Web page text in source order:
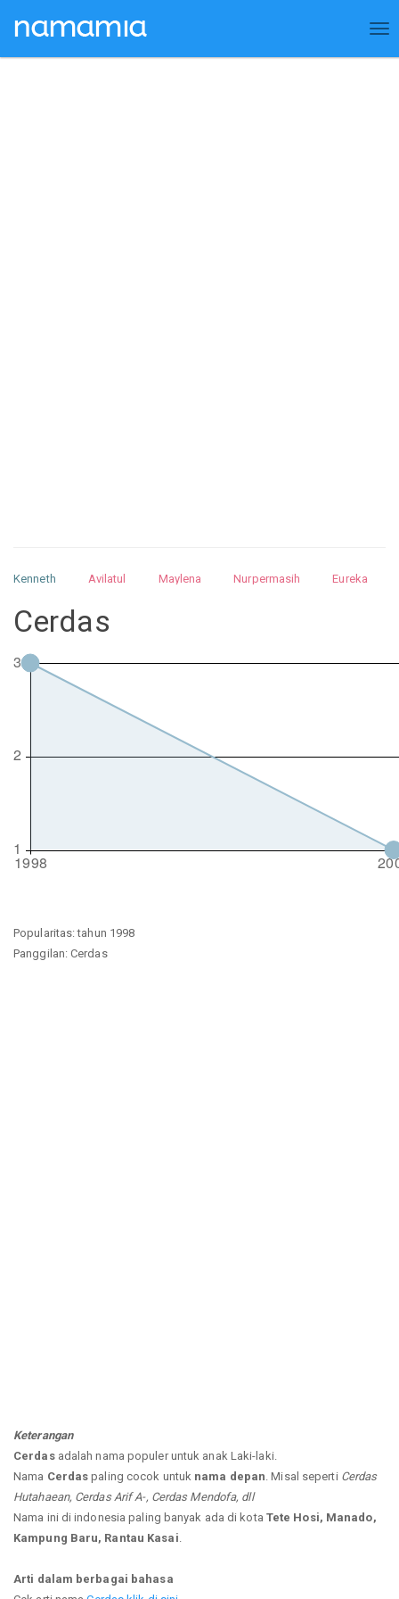
Kenneth Avilatul Maylena Nurpermasih
Eureka
Nurhilman
Pathin
Cerdas
Popularitas: tahun 1998
Panggilan: Cerdas
Keterangan
Cerdasadalah nama populer untuk anak Laki-laki.
Nama Cerdas paling cocok untuk nama depan . Misal seperti Cerdas
Hutahaean, Cerdas Arif A-, Cerdas Mendofa, dll
Nama ini di indonesia paling banyak ada di kota Tete Hosi, Manado,
Kampung Baru, Rantau Kasai
Arti dalam berbagai bahasa